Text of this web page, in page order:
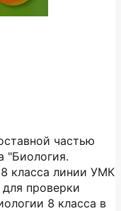
частью
"Биология.
класса линии УМК
проверки
8 класса в